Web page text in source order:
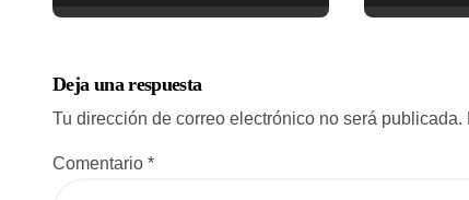
r
a
d
Deja una respuesta
Tu dirección de correo electrónico no será publicada.
Comentario *